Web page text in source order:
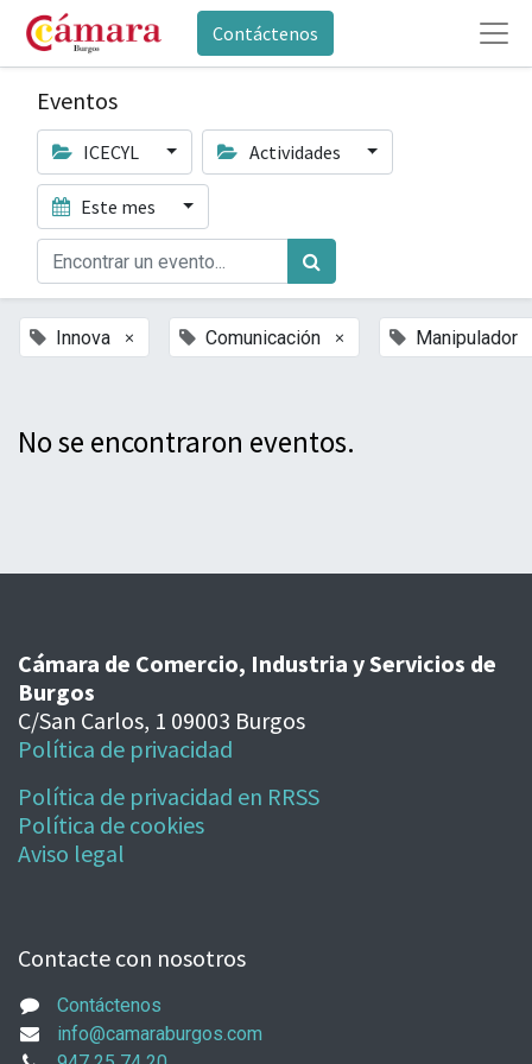
Contáctenos
Eventos
ICECYL Actividades
Este mes
Innova × Comunicación × Manipulador
No se encontraron eventos.
Cámara de Comercio, Industria y Servicios de
Burgos
C/San Carlos, 1 09003 Burgos
Política de privacidad
Política de privacidad en RRSS
Política de cookies
Aviso legal
Contacte con nosotros
Contáctenos
info@camaraburgos.com